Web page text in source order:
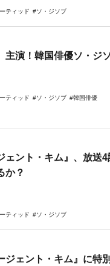
ティッド ソ・ジソブ
主演！韓国俳優ソ・ジ
ティッド ソ・ジソブ 韓国俳優
ェント・キム』、放送
か？
ティッド ソ・ジソブ
ジェント・キム』に特